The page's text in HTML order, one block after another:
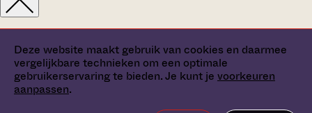
Deze website maakt gebruik van cookies en daarmee
vergelijkbare technieken om een optimale
gebruikerservaring te bieden. Je kunt je voorkeuren
aanpassen.